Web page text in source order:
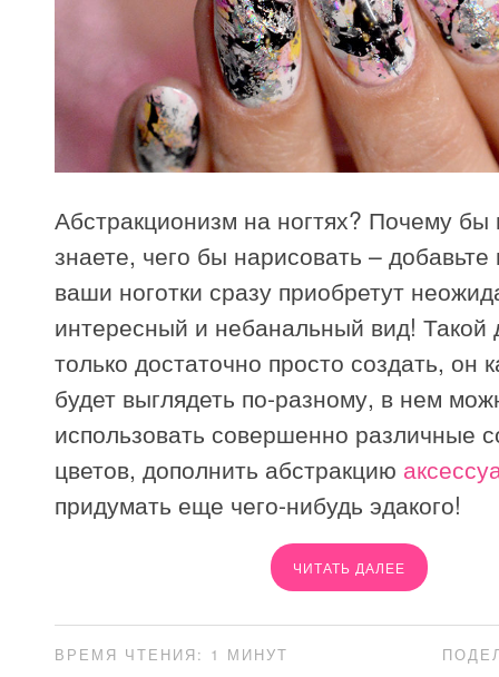
Абстракционизм на ногтях? Почему бы
знаете, чего бы нарисовать – добавьте
ваши ноготки сразу приобретут
интересный и небанальный вид! Такой
только достаточно просто создать, он
будет выглядеть по-разному, в нем
использовать совершенно различные
цветов, дополнить абстракцию
придумать еще чего-нибудь эдакого!
ЧИТАТЬ ДАЛЕЕ
ВРЕМЯ ЧТЕНИЯ: 1 МИНУТ